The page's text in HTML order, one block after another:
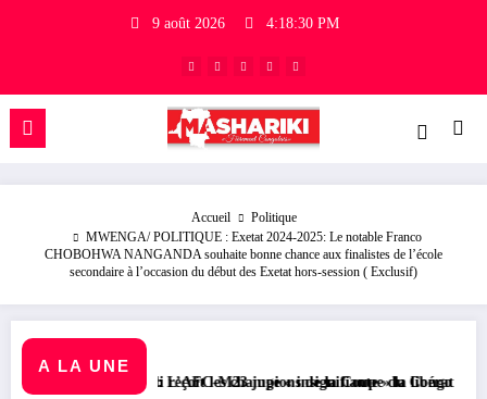
9 août 2026 4:18:31 PM
Accueil
Politique
MWENGA/ POLITIQUE : Exetat 2024-2025: Le notable Franco
CHOBOHWA NANGANDA souhaite bonne chance aux finalistes de l’école
secondaire à l’occasion du début des Exetat hors-session ( Exclusif)
A LA UNE
les champions de la Coupe du Congo
M23 juge « insignifiante » la libération de 15 détenus par
RDC/ POLITIQUE :